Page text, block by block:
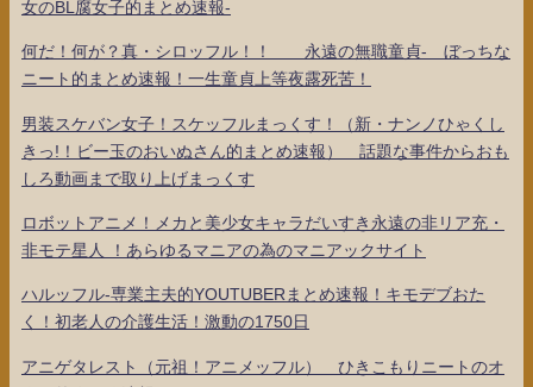
女のBL腐女子的まとめ速報-
何だ！何が？真・シロッフル！！ 永遠の無職童貞- ぼっちな
ニート的まとめ速報！一生童貞上等夜露死苦！
男装スケバン女子！スケッフルまっくす！（新・ナンノひゃくし
きっ!！ビー玉のおいぬさん的まとめ速報） 話題な事件からおも
しろ動画まで取り上げまっくす
ロボットアニメ！メカと美少女キャラだいすき永遠の非リア充・
非モテ星人 ！あらゆるマニアの為のマニアックサイト
ハルッフル-専業主夫的YOUTUBERまとめ速報！キモデブおた
く！初老人の介護生活！激動の1750日
アニゲタレスト（元祖！アニメッフル） ひきこもりニートのオ